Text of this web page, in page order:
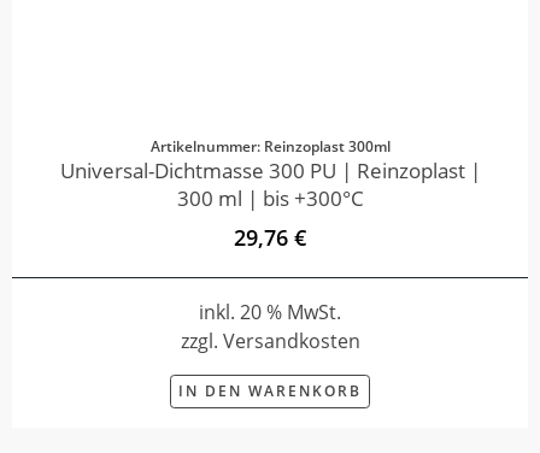
Artikelnummer: Reinzoplast 300ml
Universal-Dichtmasse 300 PU | Reinzoplast |
300 ml | bis +300°C
29,76 €
inkl. 20 % MwSt.
zzgl. Versandkosten
IN DEN WARENKORB